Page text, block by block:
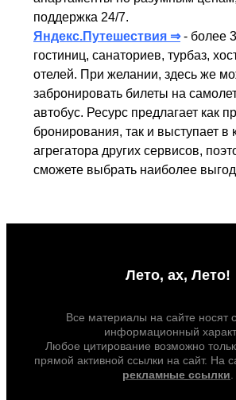
поддержка 24/7.
Яндекс.Путешествия ⇒- более
гостиниц, санаториев, турбаз,
отелей. При желании, здесь же
забронировать билеты на
автобус. Ресурс предлагает как
бронирования, так и выступает в
агрегатора других сервисов,
сможете выбрать наиболее
Лето, ах, Лето!
Все материалы на сайте носят
информационный
Любое цитирование возможно
прямой активной ссылки на сайт. На
рекламные ссылки